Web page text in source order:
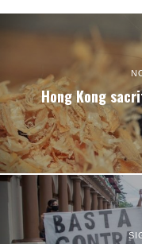
Hong Kong